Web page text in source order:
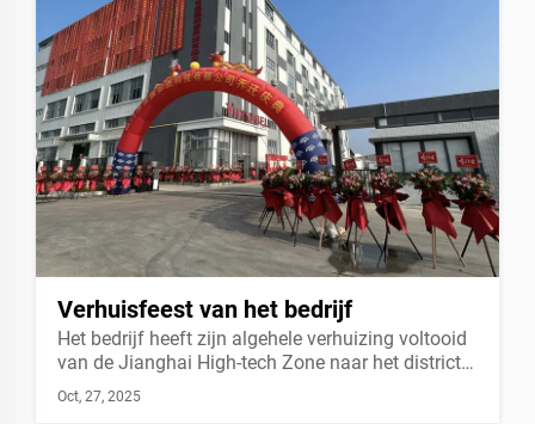
Verhuisfeest van het bedrijf
Het bedrijf heeft zijn algehele verhuizing voltooid
van de Jianghai High-tech Zone naar het district
Shuangshui in Xinhui en heeft een productielijn
voor siliconenbeklede watergedragen lijmen in
Oct, 27, 2025